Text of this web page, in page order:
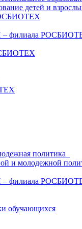
детей и
филиала
политика
и молодежной
филиала
обучающихся